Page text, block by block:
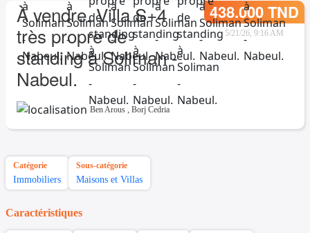
À vendre. Villa S+4
très propre de
standing à Soliman -
Nabeul.
438.000 TND
5/21/26, 9:16 AM
Ben Arous , Borj Cedria
Catégorie
Immobiliers
Sous-catégorie
Maisons et Villas
Caractéristiques